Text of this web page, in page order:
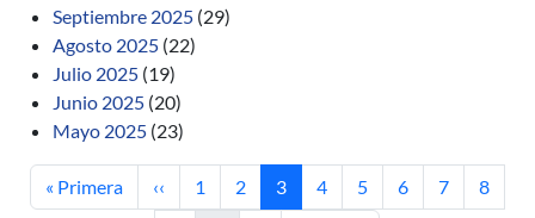
Septiembre 2025 (29)
Agosto 2025 (22)
Julio 2025 (19)
Junio 2025 (20)
Mayo 2025 (23)
Primera página
« Primera Página anterior
‹‹ Página
1 Página
2 Página actual
3 Página
4 Página
5 Página
6 Página
7 Página
8